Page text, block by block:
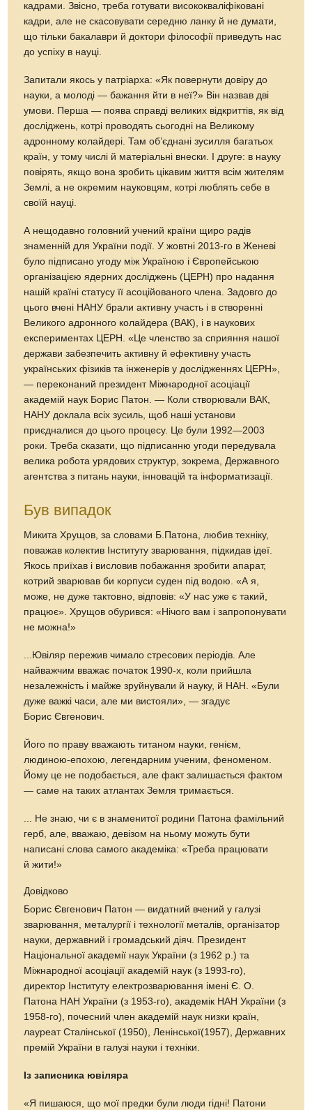
кадрами. Звісно, треба готувати висококваліфіковані
кадри, але не скасовувати середню ланку й не думати,
що тільки бакалаври й доктори філософії приведуть нас
до успіху в науці.
Запитали якось у патріарха: «Як повернути довіру до
науки, а молоді — бажання йти в неї?» Він назвав дві
умови. Перша — поява справді великих відкриттів, як від
досліджень, котрі проводять сьогодні на Великому
адронному колайдері. Там об’єднані зусилля багатьох
країн, у тому числі й матеріальні внески. І друге: в науку
повірять, якщо вона зробить цікавим життя всім жителям
Землі, а не окремим науковцям, котрі люблять себе в
своїй науці.
А нещодавно головний учений країни щиро радів
знаменній для України події. У жовтні 2013-го в Женеві
було підписано угоду між Україною і Європейською
організацією ядерних досліджень (ЦЕРН) про надання
нашій країні статусу її асоційованого члена. Задовго до
цього вчені НАНУ брали активну участь і в створенні
Великого адронного колайдера (ВАК), і в наукових
експериментах ЦЕРН. «Це членство за сприяння нашої
держави забезпечить активну й ефективну участь
українських фізиків та інженерів у дослідженнях ЦЕРН»,
— переконаний президент Міжнародної асоціації
академій наук Борис Патон. — Коли створювали ВАК,
НАНУ доклала всіх зусиль, щоб наші установи
приєдналися до цього процесу. Це були 1992—2003
роки. Треба сказати, що підписанню угоди передувала
велика робота урядових структур, зокрема, Державного
агентства з питань науки, інновацій та інформатизації.
Був випадок
Микита Хрущов, за словами Б.Патона, любив техніку,
поважав колектив Інституту зварювання, підкидав ідеї.
Якось приїхав і висловив побажання зробити апарат,
котрий зварював би корпуси суден під водою. «А я,
може, не дуже тактовно, відповів: «У нас уже є такий,
працює». Хрущов обурився: «Нічого вам і запропонувати
не можна!»
...Ювіляр пережив чимало стресових періодів. Але
найважчим вважає початок 1990-х, коли прийшла
незалежність і майже зруйнували й науку, й НАН. «Були
дуже важкі часи, але ми вистояли», — згадує
Борис Євгенович.
Його по праву вважають титаном науки, генієм,
людиною-епохою, легендарним ученим, феноменом.
Йому це не подобається, але факт залишається фактом
— саме на таких атлантах Земля тримається.
... Не знаю, чи є в знаменитої родини Патона фамільний
герб, але, вважаю, девізом на ньому можуть бути
написані слова самого академіка: «Треба працювати
й жити!»
Довідково
Борис Євгенович Патон — видатний вчений у галузі
зварювання, металургії і технології металів, організатор
науки, державний і громадський діяч. Президент
Національної академії наук України (з 1962 р.) та
Міжнародної асоціації академій наук (з 1993-го),
директор Інституту електрозварювання імені Є. О.
Патона НАН України (з 1953-го), академік НАН України (з
1958-го), почесний член академій наук низки країн,
лауреат Сталінської (1950), Ленінської(1957), Державних
премій України в галузі науки і техніки.
Із записника ювіляра
«Я пишаюся, що мої предки були люди гідні! Патони